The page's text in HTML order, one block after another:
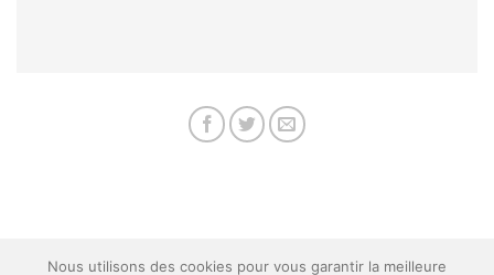
Nous utilisons des cookies pour vous garantir la meilleure